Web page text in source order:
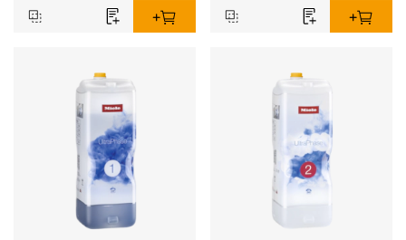
doseersysteem.